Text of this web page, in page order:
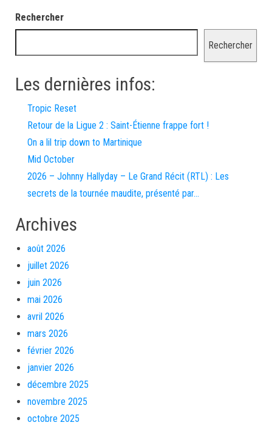
Rechercher
Rechercher
Les dernières infos:
Tropic Reset
Retour de la Ligue 2 : Saint-Étienne frappe fort !
On a lil trip down to Martinique
Mid October
2026 – Johnny Hallyday – Le Grand Récit (RTL) : Les
secrets de la tournée maudite, présenté par…
Archives
août 2026
juillet 2026
juin 2026
mai 2026
avril 2026
mars 2026
février 2026
janvier 2026
décembre 2025
novembre 2025
octobre 2025